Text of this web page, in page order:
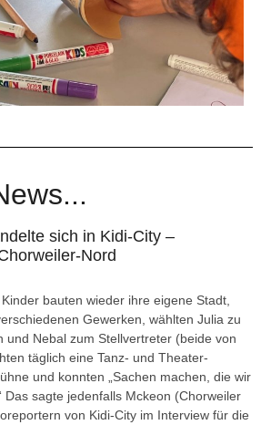
sich in Kidi-City –
Nord
bauten wieder ihre eigene Stadt,
Gewerken, wählten Julia zu
und Nebal zum Stellvertreter (beide von
täglich eine Tanz- und Theater-
und konnten „Sachen machen, die wir
Das sagte jedenfalls Mckeon (Chorweiler
von Kidi-City im Interview für die